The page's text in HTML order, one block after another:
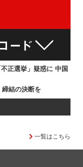
正選挙」疑惑に 中国
結の決断を
一覧はこちら